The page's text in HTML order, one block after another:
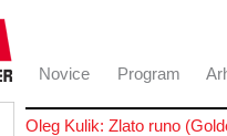
Novice Program
Oleg Kulik: Zlato runo